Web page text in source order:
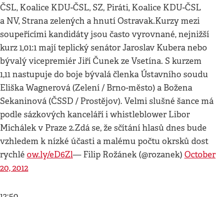
ČSL, Koalice KDU-ČSL, SZ, Piráti, Koalice KDU-ČSL
a NV, Strana zelených a hnutí Ostravak.Kurzy mezi
soupeřícími kandidáty jsou často vyrovnané, nejnižší
kurz 1,01:1 mají teplický senátor Jaroslav Kubera nebo
bývalý vicepremiér Jiří Čunek ze Vsetína. S kurzem
1,11 nastupuje do boje bývalá členka Ústavního soudu
Eliška Wagnerová (Zelení / Brno-město) a Božena
Sekaninová (ČSSD / Prostějov). Velmi slušné šance má
podle sázkových kanceláří i whistleblower Libor
Michálek v Praze 2.Zdá se, že sčítání hlasů dnes bude
vzhledem k nízké účasti a malému počtu okrsků dost
rychlé ow.ly/eD6Zl— Filip Rožánek (@rozanek)October
20, 2012